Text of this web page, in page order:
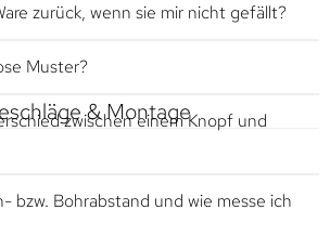
zurück, wenn sie mir nicht gefällt?
Muster?
& Montage
zwischen einem Knopf und
bzw. Bohrabstand und wie messe ich